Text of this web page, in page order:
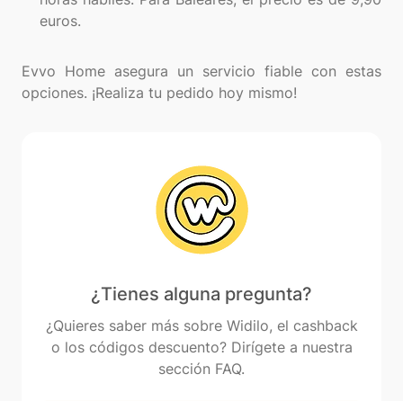
euros.
Evvo Home asegura un servicio fiable con estas
¿Tienes alguna pregunta?
¿Quieres saber más sobre Widilo, el cashback
o los códigos descuento? Dirígete a nuestra
sección FAQ.